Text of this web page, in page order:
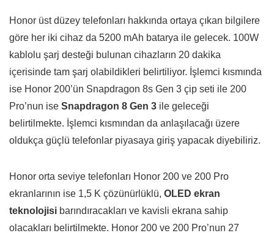
Honor üst düzey telefonları hakkında ortaya çıkan bilgilere
göre her iki cihaz da 5200 mAh batarya ile gelecek. 100W
kablolu şarj desteği bulunan cihazların 20 dakika
içerisinde tam şarj olabildikleri belirtiliyor. İşlemci kısmında
ise Honor 200’ün Snapdragon 8s Gen 3 çip seti ile 200
Pro’nun ise Snapdragon 8 Gen 3 ile geleceği
belirtilmekte. İşlemci kısmından da anlaşılacağı üzere
oldukça güçlü telefonlar piyasaya giriş yapacak diyebiliriz.
Honor orta seviye telefonları Honor 200 ve 200 Pro
ekranlarının ise 1,5 K çözünürlüklü, OLED ekran
teknolojisi barındıracakları ve kavisli ekrana sahip
olacakları belirtilmekte. Honor 200 ve 200 Pro’nun 27